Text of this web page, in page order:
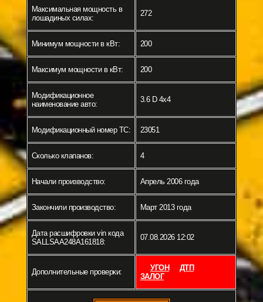
Максимальная мощность в
лошадиных силах:
272
Минимум мощности в кВт: 200
Максимум мощности в кВт: 200
Модификационное
наименование авто:
3.6 D 4x4
Модификационный номер ТС: 23051
Сколько клапанов: 4
Начали производство: Апрель 2006 года
Закончили производство: Март 2013 года
Дата расшифровки vin кода
SALLSAA248A161818:
07.08.2026 12:02
Дополнительные проверки: УГОН
ДТП
ЗАЛОГ